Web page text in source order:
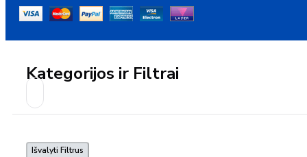
Kategorijos ir Filtrai
Išvalyti Filtrus